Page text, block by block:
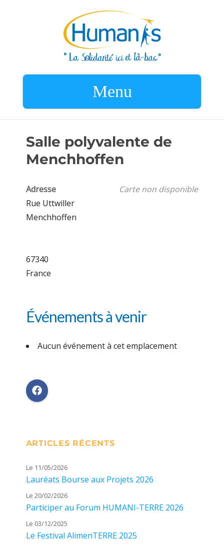
Menu
Salle polyvalente de
Menchhoffen
Carte non disponible
Adresse
Rue Uttwiller
Menchhoffen
67340
France
Événements à venir
Aucun événement à cet emplacement
ARTICLES RÉCENTS
Le 11/05/2026
Lauréats Bourse aux Projets 2026
Le 20/02/2026
Participer au Forum HUMANI-TERRE 2026
Le 03/12/2025
Le Festival AlimenTERRE 2025